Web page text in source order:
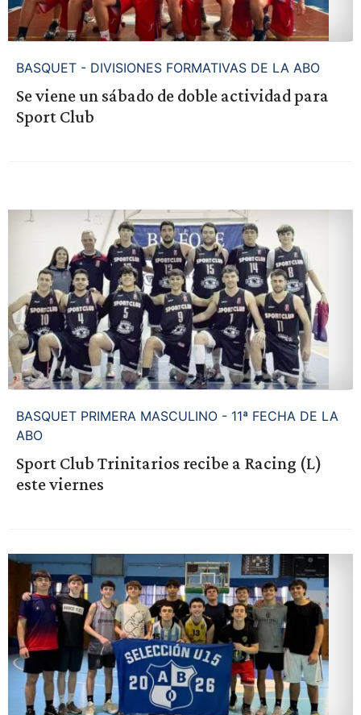
BASQUET - DIVISIONES FORMATIVAS DE LA ABO
Se viene un sábado de doble actividad para
Sport Club
BASQUET PRIMERA MASCULINO - 11ª FECHA DE LA
ABO
Sport Club Trinitarios recibe a Racing (L)
este viernes